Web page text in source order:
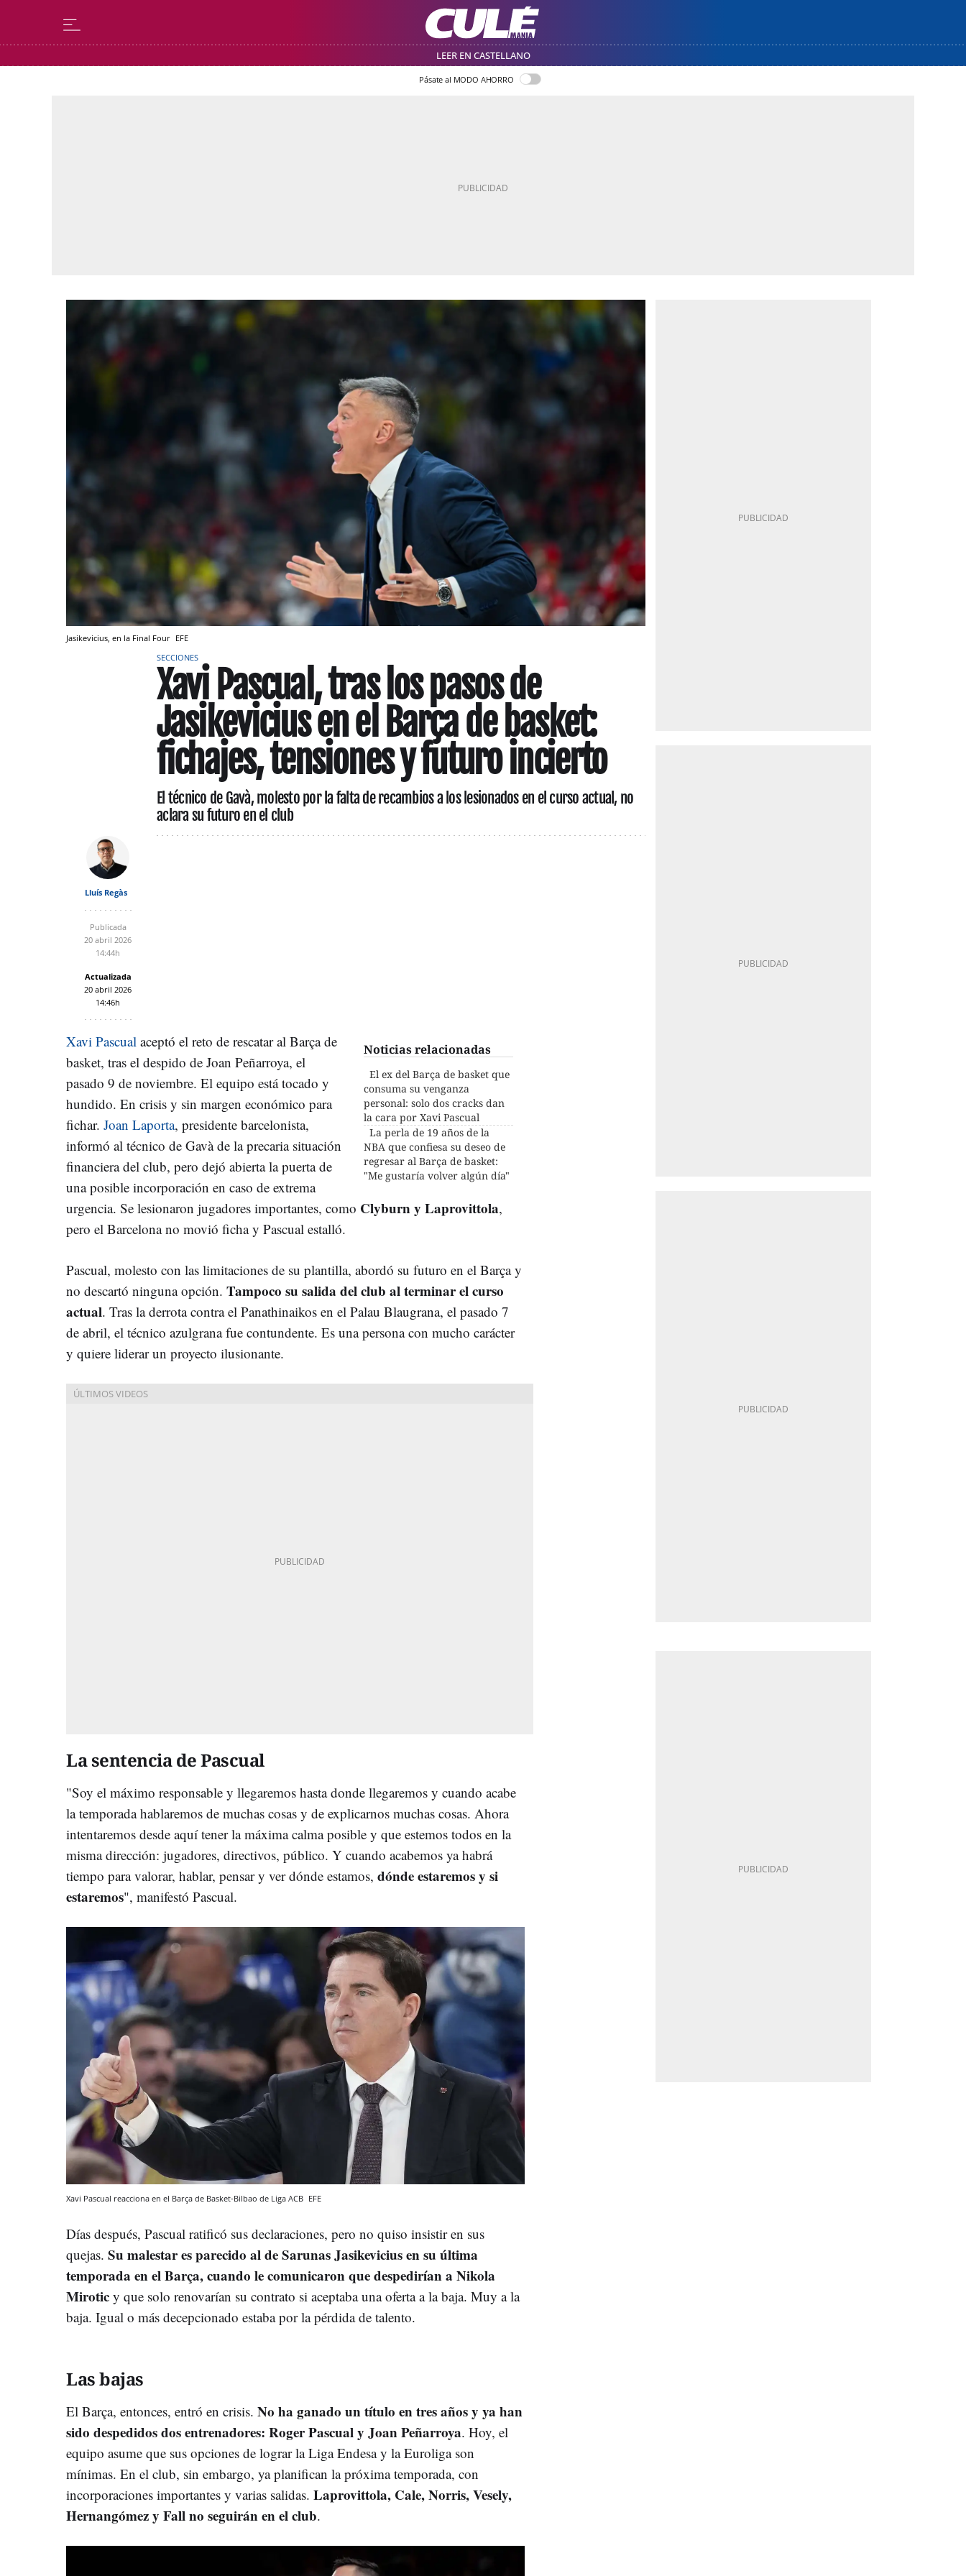
LEER EN CASTELLANO
Pásate al MODO AHORRO
Jasikevicius, en la Final Four EFE
SECCIONES
Xavi Pascual, tras los pasos de
Jasikevicius en el Barça de basket:
fichajes, tensiones y futuro incierto
El técnico de Gavà, molesto por la falta de recambios a los lesionados en el curso actual, no
aclara su futuro en el club
Lluís Regàs
Publicada
20 abril 2026
14:44h
Actualizada
20 abril 2026
14:46h
Noticias relacionadas
El ex del Barça de basket que
consuma su venganza
personal: solo dos cracks dan
la cara por Xavi Pascual
La perla de 19 años de la
NBA que confiesa su deseo de
regresar al Barça de basket:
"Me gustaría volver algún día"
Xavi Pascual aceptó el reto de rescatar al Barça de
basket, tras el despido de Joan Peñarroya, el
pasado 9 de noviembre. El equipo está tocado y
hundido. En crisis y sin margen económico para
fichar. Joan Laporta, presidente barcelonista,
informó al técnico de Gavà de la precaria situación
financiera del club, pero dejó abierta la puerta de
una posible incorporación en caso de extrema
urgencia. Se lesionaron jugadores importantes, como Clyburn y Laprovittola,
pero el Barcelona no movió ficha y Pascual estalló.
Pascual, molesto con las limitaciones de su plantilla, abordó su futuro en el Barça y
no descartó ninguna opción. Tampoco su salida del club al terminar el curso
actual. Tras la derrota contra el Panathinaikos en el Palau Blaugrana, el pasado 7
de abril, el técnico azulgrana fue contundente. Es una persona con mucho carácter
y quiere liderar un proyecto ilusionante.
La sentencia de Pascual
"Soy el máximo responsable y llegaremos hasta donde llegaremos y cuando acabe
la temporada hablaremos de muchas cosas y de explicarnos muchas cosas. Ahora
intentaremos desde aquí tener la máxima calma posible y que estemos todos en la
misma dirección: jugadores, directivos, público. Y cuando acabemos ya habrá
tiempo para valorar, hablar, pensar y ver dónde estamos, dónde estaremos y si
estaremos", manifestó Pascual.
Xavi Pascual reacciona en el Barça de Basket-Bilbao de Liga ACB EFE
Días después, Pascual ratificó sus declaraciones, pero no quiso insistir en sus
quejas. Su malestar es parecido al de Sarunas Jasikevicius en su última
temporada en el Barça, cuando le comunicaron que despedirían a Nikola
Mirotic y que solo renovarían su contrato si aceptaba una oferta a la baja. Muy a la
baja. Igual o más decepcionado estaba por la pérdida de talento.
Las bajas
El Barça, entonces, entró en crisis. No ha ganado un título en tres años y ya han
sido despedidos dos entrenadores: Roger Pascual y Joan Peñarroya. Hoy, el
equipo asume que sus opciones de lograr la Liga Endesa y la Euroliga son
mínimas. En el club, sin embargo, ya planifican la próxima temporada, con
incorporaciones importantes y varias salidas. Laprovittola, Cale, Norris, Vesely,
Hernangómez y Fall no seguirán en el club.